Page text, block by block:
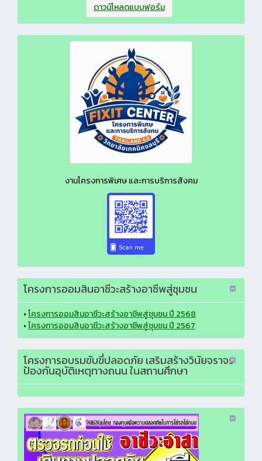
ดาวน์โหลดแบบฟอร์ม
งานโครงการพิเศษ และการบริการสังคม
โครงการออมสินอาชีวะสร้างอาชีพสู่ชุมชน
•โครงการออมสินอาชีวะสร้างอาชีพสู่ชุมชน ปี 2568
•โครงการออมสินอาชีวะสร้างอาชีพสู่ชุมชน ปี 2567
โครงการอบรมขับขี่ปลอดภัย เสริมสร้างวินัยจราจร
ป้องกันอุบัติเหตุทางถนน ในสถานศึกษา